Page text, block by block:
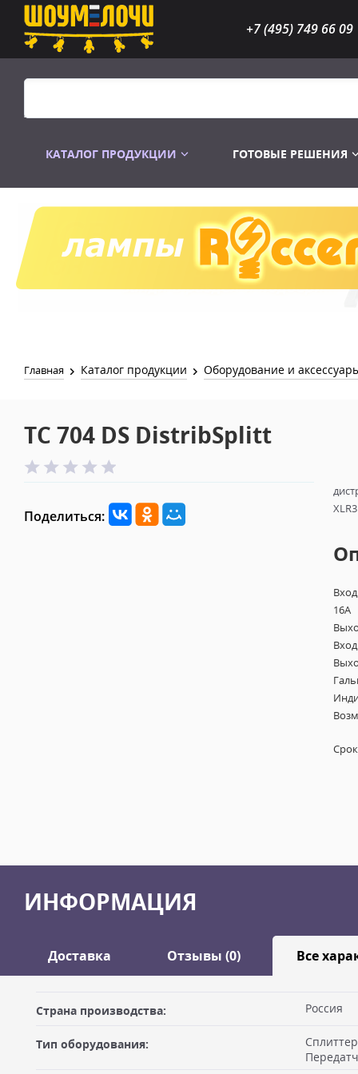
+7 (495) 749 66 09
КАТАЛОГ ПРОДУКЦИИ
Распродажа Лампы
ГОТОВЫЕ РЕШЕНИЯ
Главная Каталог продукции Оборудование и
TC 704 DS DistribSplitt
Поделиться:
16A
ИНФОРМАЦИЯ
Доставка Отзывы (0) Все
ДОСТАВКА
Самовывоз из офиса
Оставить отзыв
Ваше имя
Страна производства: Россия
Тип оборудования: